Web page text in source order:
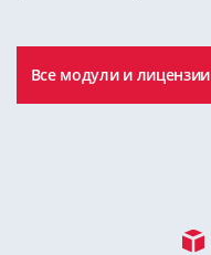
Все модули и лицензии